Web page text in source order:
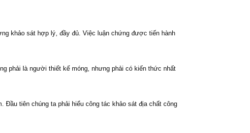
khảo sát hợp lý, đầy đủ. Việc luận chứng được tiến hành
phải là người thiết kế móng, nhưng phải có kiến thức nhất
Đầu tiên chúng ta phải hiểu công tác khảo sát địa chất công